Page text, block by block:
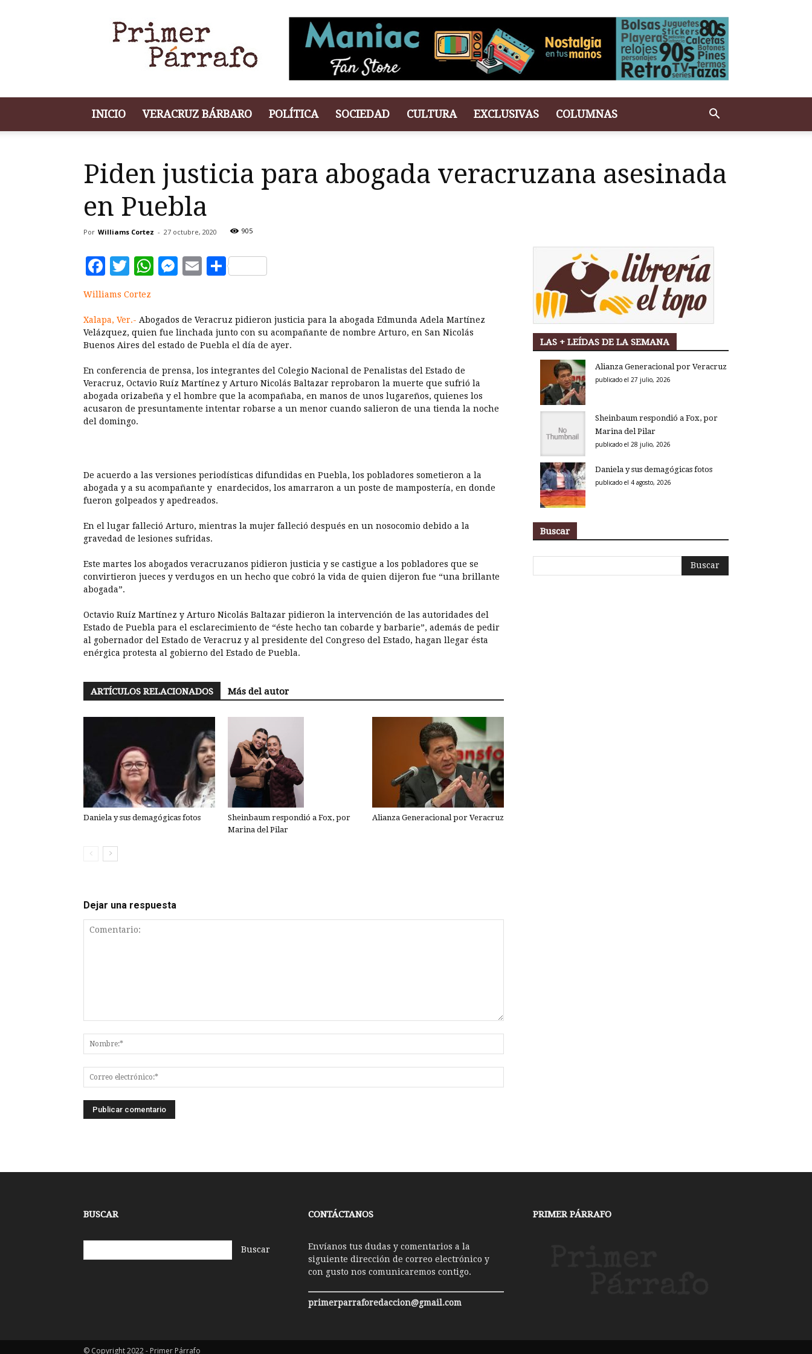
de
Primer
INICIO VERACRUZ BÁRBARO POLÍTICA SOCIEDAD CULTURA EXCLUSIVAS COLUMNAS
Piden justicia para abogada veracruzana asesinada
en Puebla
Por Williams Cortez - 27 octubre, 2020 905
Facebook
Twitter
WhatsApp
Messenger
EmailCompartir
Williams Cortez
Xalapa, Ver.- Abogados de Veracruz pidieron justicia para la abogada Edmunda Adela Martínez
Velázquez, quien fue linchada junto con su acompañante de nombre Arturo, en San Nicolás
Buenos Aires del estado de Puebla el día de ayer.
En conferencia de prensa, los integrantes del Colegio Nacional de Penalistas del Estado de
Veracruz, Octavio Ruíz Martínez y Arturo Nicolás Baltazar reprobaron la muerte que sufrió la
abogada orizabeña y el hombre que la acompañaba, en manos de unos lugareños, quienes los
acusaron de presuntamente intentar robarse a un menor cuando salieron de una tienda la noche
del domingo.
De acuerdo a las versiones periodísticas difundidas en Puebla, los pobladores sometieron a la
abogada y a su acompañante y enardecidos, los amarraron a un poste de mampostería, en donde
fueron golpeados y apedreados.
En el lugar falleció Arturo, mientras la mujer falleció después en un nosocomio debido a la
gravedad de lesiones sufridas.
Este martes los abogados veracruzanos pidieron justicia y se castigue a los pobladores que se
convirtieron jueces y verdugos en un hecho que cobró la vida de quien dijeron fue “una brillante
abogada”.
Octavio Ruíz Martínez y Arturo Nicolás Baltazar pidieron la intervención de las autoridades del
Estado de Puebla para el esclarecimiento de “éste hecho tan cobarde y barbarie”, además de pedir
al gobernador del Estado de Veracruz y al presidente del Congreso del Estado, hagan llegar ésta
enérgica protesta al gobierno del Estado de Puebla.
ARTÍCULOS RELACIONADOS Más del autor
Daniela y sus demagógicas fotos
Sheinbaum respondió a Fox, por
Marina del Pilar
Alianza Generacional por Veracruz
Dejar una respuesta
LAS + LEÍDAS DE LA SEMANA
Alianza Generacional por Veracruz
publicado el 27 julio, 2026
Sheinbaum respondió a Fox, por
Marina del Pilar
publicado el 28 julio, 2026
Daniela y sus demagógicas fotos
publicado el 4 agosto, 2026
Buscar
BUSCAR CONTÁCTANOS
Envíanos tus dudas y comentarios a la
siguiente dirección de correo electrónico y
con gusto nos comunicaremos contigo.
primerparraforedaccion@gmail.com
PRIMER PÁRRAFO
© Copyright 2022 - Primer Párrafo